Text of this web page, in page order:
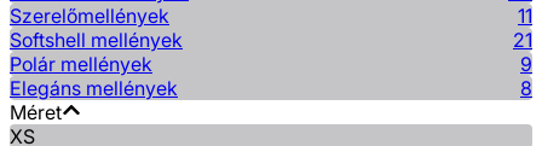
Szerelőmellények
11
Softshell mellények
21
Polár mellények
9
Elegáns mellények
8
Méret
XS